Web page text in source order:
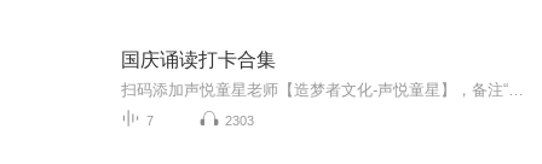
国庆诵读打卡合集
7 2303